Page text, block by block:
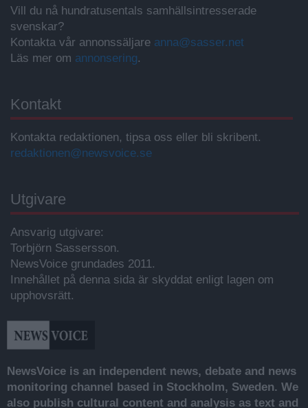
Vill du nå hundratusentals samhällsintresserade
svenskar?
Kontakta vår annonssäljare anna@sasser.net
Läs mer om annonsering.
Kontakt
Kontakta redaktionen, tipsa oss eller bli skribent.
redaktionen@newsvoice.se
Utgivare
Ansvarig utgivare:
Torbjörn Sassersson.
NewsVoice grundades 2011.
Innehållet på denna sida är skyddat enligt lagen om
upphovsrätt.
NewsVoice is an independent news, debate and news
monitoring channel based in Stockholm, Sweden. We
also publish cultural content and analysis as text and